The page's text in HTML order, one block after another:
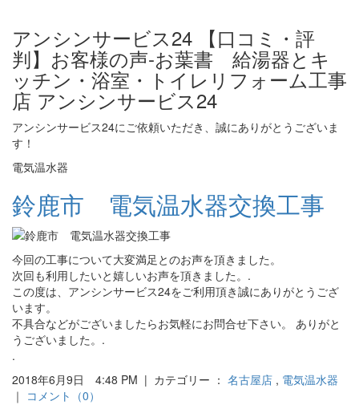
アンシンサービス24 【口コミ・評
判】お客様の声-お葉書 給湯器とキ
ッチン・浴室・トイレリフォーム工事
店 アンシンサービス24
アンシンサービス24にご依頼いただき、誠にありがとうございま
す！
電気温水器
鈴鹿市 電気温水器交換工事
今回の工事について大変満足とのお声を頂きました。
次回も利用したいと嬉しいお声を頂きました。.
この度は、アンシンサービス24をご利用頂き誠にありがとうござ
います。
不具合などがございましたらお気軽にお問合せ下さい。 ありがと
うございました。.
.
2018年6月9日 4:48 PM | カテゴリー ： 名古屋店 , 電気温水器
｜ コメント（0）